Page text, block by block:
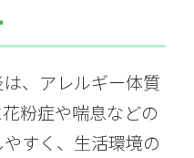
、アレルギー体質
粉症や喘息などの
すく、生活環境の